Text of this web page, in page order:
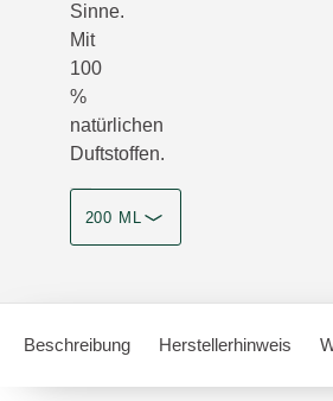
Sinne.
Mit
100
%
natürlichen
Duftstoffen.
200 ML
Beschreibung Herstellerhinweis